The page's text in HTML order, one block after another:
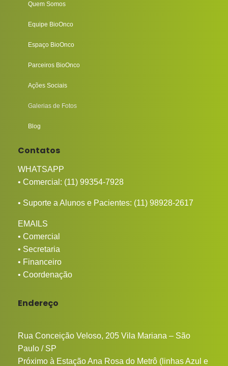
Quem Somos
Equipe BioOnco
Espaço BioOnco
Parceiros BioOnco
Ações Sociais
Galerias de Fotos
Blog
Contatos
WHATSAPP
• Comercial: (11) 99354-7928
• Suporte a Alunos e Pacientes: (11) 98928-2617
EMAILS
• Comercial
• Secretaria
• Financeiro
• Coordenação
Endereço
Rua Conceição Veloso, 205 Vila Mariana – São
Paulo / SP
Próximo à Estação Ana Rosa do Metrô (linhas Azul e